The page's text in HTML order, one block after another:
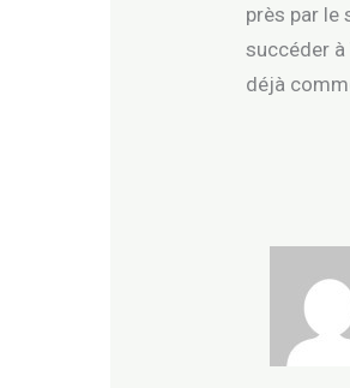
près par le
succéder à
déjà